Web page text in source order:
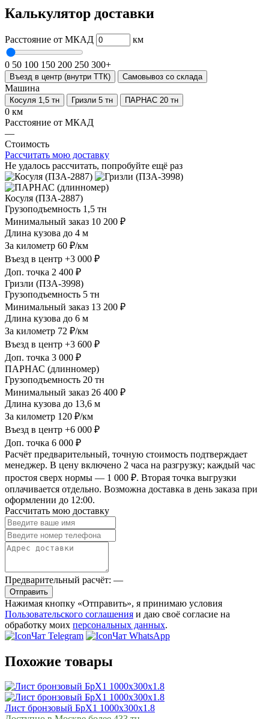
Калькулятор доставки
Расстояние от МКАД км
0 50 100 150 200 250 300+
Въезд в центр (внутри ТТК) Самовывоз со склада
Машина
Косуля 1,5 тн Гризли 5 тн ПАРНАС 20 тн
0 км
Расстояние от МКАД
—
Стоимость
Рассчитать мою доставку
Не удалось рассчитать, попробуйте ещё раз
Косуля (ПЗА-2887)
Грузоподъемность 1,5 тн
Минимальный заказ 10 200 ₽
Длина кузова до 4 м
За километр 60 ₽/км
Въезд в центр +3 000 ₽
Доп. точка 2 400 ₽
Гризли (ПЗА-3998)
Грузоподъемность 5 тн
Минимальный заказ 13 200 ₽
Длина кузова до 6 м
За километр 72 ₽/км
Въезд в центр +3 600 ₽
Доп. точка 3 000 ₽
ПАРНАС (длинномер)
Грузоподъемность 20 тн
Минимальный заказ 26 400 ₽
Длина кузова до 13,6 м
За километр 120 ₽/км
Въезд в центр +6 000 ₽
Доп. точка 6 000 ₽
Расчёт предварительный, точную стоимость подтверждает
менеджер. В цену включено 2 часа на разгрузку; каждый час
простоя сверх нормы — 1 000 ₽. Вторая точка выгрузки
оплачивается отдельно. Возможна доставка в день заказа при
оформлении до 12:00.
Рассчитать мою доставку
Предварительный расчёт: —
Отправить
Нажимая кнопку «Отправить», я принимаю условия
Пользовательского соглашения и даю своё согласие на
обработку моих персональных данных.
Чат Telegram
Чат WhatsApp
Похожие товары
Лист бронзовый БрХ1 1000х300х1.8